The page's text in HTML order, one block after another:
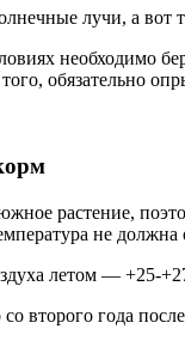
лучи, а вот
необходимо
обязательно
растение,
не должна
летом — +25-
второго года